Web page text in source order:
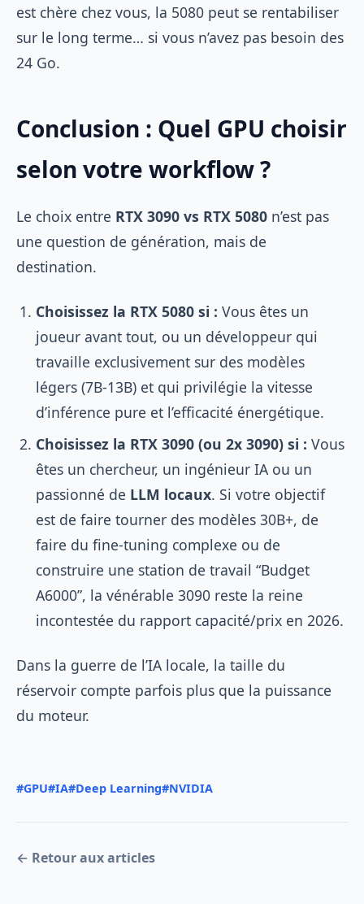
est chère chez vous, la 5080 peut se rentabiliser
sur le long terme… si vous n’avez pas besoin des
24 Go.
Conclusion : Quel GPU choisir
selon votre workflow ?
Le choix entre RTX 3090 vs RTX 5080 n’est pas
une question de génération, mais de
destination.
Choisissez la RTX 5080 si : Vous êtes un
joueur avant tout, ou un développeur qui
travaille exclusivement sur des modèles
légers (7B-13B) et qui privilégie la vitesse
d’inférence pure et l’efficacité énergétique.
Choisissez la RTX 3090 (ou 2x 3090) si : Vous
êtes un chercheur, un ingénieur IA ou un
passionné de LLM locaux. Si votre objectif
est de faire tourner des modèles 30B+, de
faire du fine-tuning complexe ou de
construire une station de travail “Budget
A6000”, la vénérable 3090 reste la reine
incontestée du rapport capacité/prix en 2026.
Dans la guerre de l’IA locale, la taille du
réservoir compte parfois plus que la puissance
du moteur.
#GPU#IA#Deep Learning#NVIDIA
← Retour aux articles